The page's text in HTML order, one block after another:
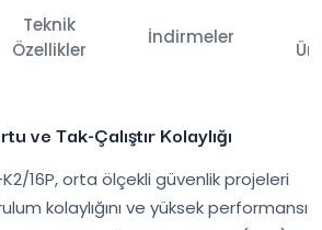
Teknik
Özellikler
İndirmeler
ve Tak-Çalıştır Kolaylığı
K2/16P, orta ölçekli güvenlik projeleri
kolaylığını ve yüksek performansı